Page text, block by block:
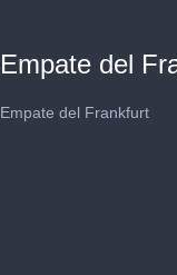
Empate del
Empate del Frankfurt